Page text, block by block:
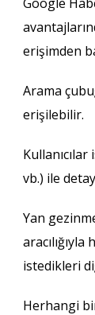
erişimden
Arama
erişilebilir.
vb.) ile
Yan
istedikleri
Herhangi